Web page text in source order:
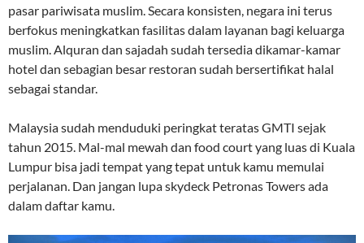
pasar pariwisata muslim. Secara konsisten, negara ini terus
berfokus meningkatkan fasilitas dalam layanan bagi keluarga
muslim. Alquran dan sajadah sudah tersedia dikamar-kamar
hotel dan sebagian besar restoran sudah bersertifikat halal
sebagai standar.
Malaysia sudah menduduki peringkat teratas GMTI sejak
tahun 2015. Mal-mal mewah dan food court yang luas di Kuala
Lumpur bisa jadi tempat yang tepat untuk kamu memulai
perjalanan. Dan jangan lupa skydeck Petronas Towers ada
dalam daftar kamu.